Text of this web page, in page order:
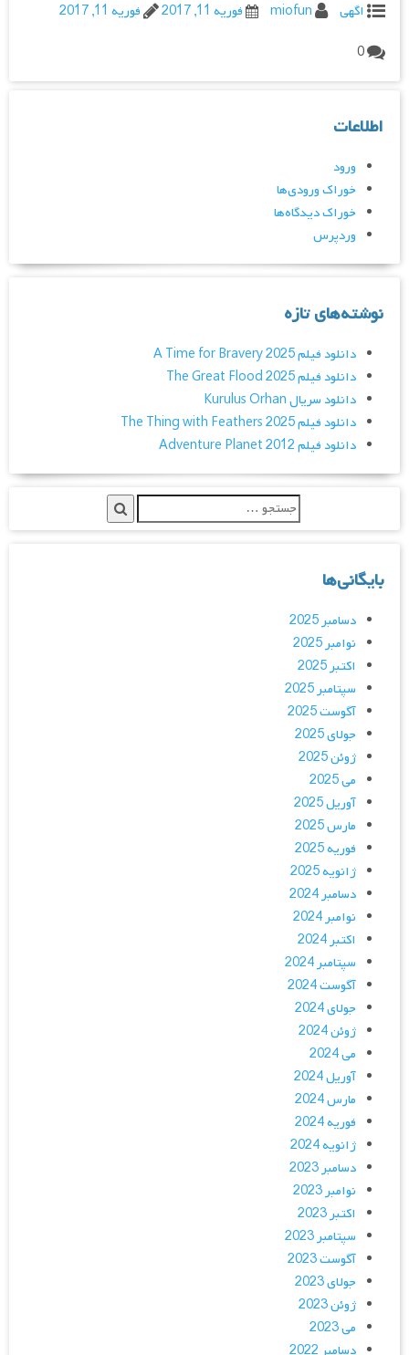
اگهی miofun فوریه 11, 2017
فوریه 11, 2017
0
اطلاعات
ورود
خوراک ورودی‌ها
خوراک دیدگاه‌ها
وردپرس
نوشته‌های تازه
دانلود فیلم A Time for Bravery 2025
دانلود فیلم The Great Flood 2025
دانلود سریال Kurulus Orhan
دانلود فیلم The Thing with Feathers 2025
دانلود فیلم Adventure Planet 2012
بایگانی‌ها
دسامبر 2025
نوامبر 2025
اکتبر 2025
سپتامبر 2025
آگوست 2025
جولای 2025
ژوئن 2025
می 2025
آوریل 2025
مارس 2025
فوریه 2025
ژانویه 2025
دسامبر 2024
نوامبر 2024
اکتبر 2024
سپتامبر 2024
آگوست 2024
جولای 2024
ژوئن 2024
می 2024
آوریل 2024
مارس 2024
فوریه 2024
ژانویه 2024
دسامبر 2023
نوامبر 2023
اکتبر 2023
سپتامبر 2023
آگوست 2023
جولای 2023
ژوئن 2023
می 2023